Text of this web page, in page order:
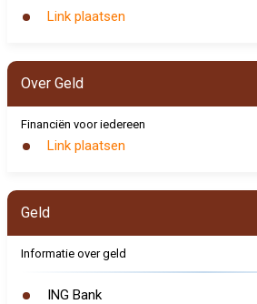
Link plaatsen
Over Geld
Financiën voor iedereen
Link plaatsen
Geld
Informatie over geld
ING Bank